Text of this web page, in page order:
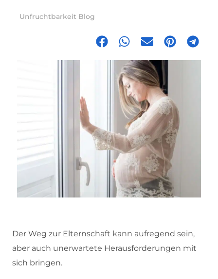
Unfruchtbarkeit Blog
Der Weg zur Elternschaft kann aufregend sein,
aber auch unerwartete Herausforderungen mit
sich bringen.